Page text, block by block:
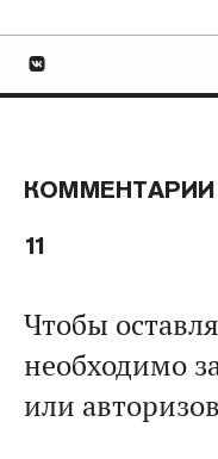
КОММЕНТАРИИ
11
Чтобы
необходимо
или